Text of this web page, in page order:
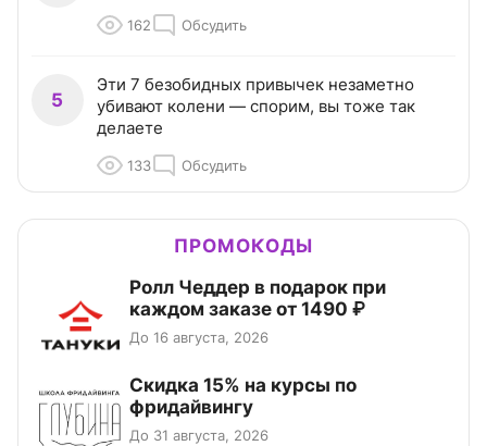
162 Обсудить
5
Эти 7 безобидных привычек незаметно
убивают колени — спорим, вы тоже так
делаете
133 Обсудить
ПРОМОКОДЫ
Ролл Чеддер в подарок при
каждом заказе от 1490 ₽
До 16 августа, 2026
Скидка 15% на курсы по
фридайвингу
До 31 августа, 2026